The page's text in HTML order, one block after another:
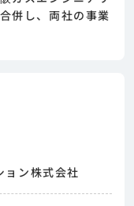
併し、両社の事業
ン株式会社